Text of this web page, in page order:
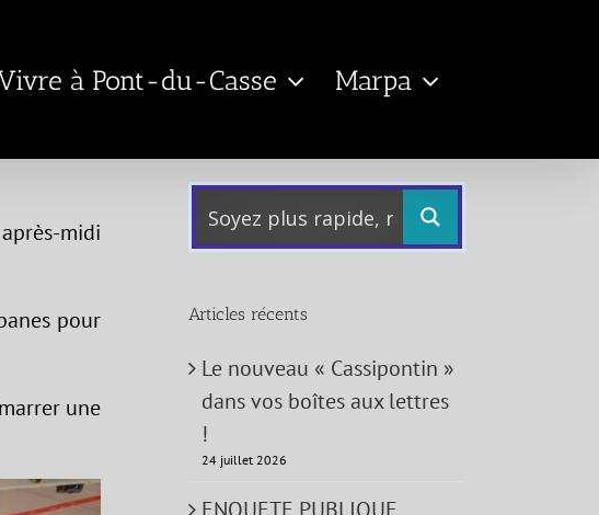
à Pont-du-Casse Marpa
midi
pour
une
Articles récents
Le nouveau « Cassipontin »
dans vos boîtes aux lettres
!
24 juillet 2026
ENQUETE PUBLIQUE